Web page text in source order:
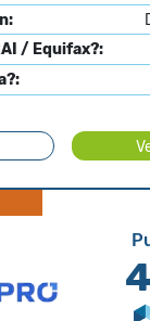
/ Equifax?: